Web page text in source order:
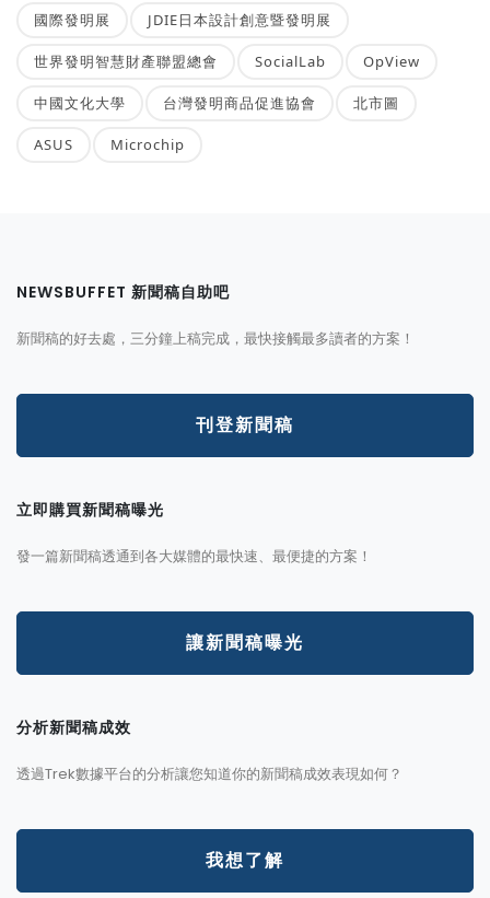
國際發明展 JDIE日本設計創意暨發明展
世界發明智慧財產聯盟總會 SocialLab OpView
中國文化大學 台灣發明商品促進協會 北市圖
ASUS Microchip
NEWSBUFFET 新聞稿自助吧
新聞稿的好去處，三分鐘上稿完成，最快接觸最多讀者的方案！
刊登新聞稿
立即購買新聞稿曝光
發一篇新聞稿透通到各大媒體的最快速、最便捷的方案！
讓新聞稿曝光
分析新聞稿成效
透過Trek數據平台的分析讓您知道你的新聞稿成效表現如何？
我想了解